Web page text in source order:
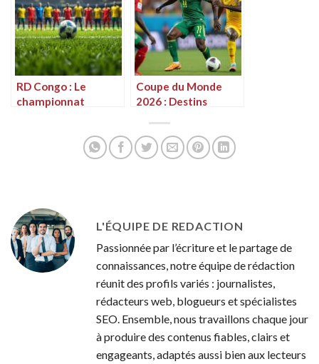
qualification aux
barrages
intercontinentaux
pour la Coupe du
monde 2026
RD Congo : Le
championnat
avant le coup d’envoi
Coupe du Monde
2026 : Destins
Gabon, la RD Congo
et le Cameroun
L'ÉQUIPE DE REDACTION
Passionnée par l’écriture et le partage de
connaissances, notre équipe de rédaction
réunit des profils variés : journalistes,
rédacteurs web, blogueurs et spécialistes
SEO. Ensemble, nous travaillons chaque jour
à produire des contenus fiables, clairs et
engageants, adaptés aussi bien aux lecteurs